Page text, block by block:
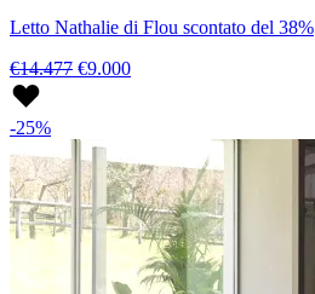
Letto Nathalie di Flou scontato del 38%
€14.477 €9.000
-25%